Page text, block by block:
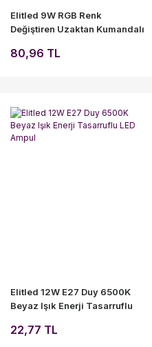
Elitled 9W RGB Renk
Değiştiren Uzaktan Kumandalı
80,96 TL
Elitled 12W E27 Duy 6500K
Beyaz Işık Enerji Tasarruflu
22,77 TL